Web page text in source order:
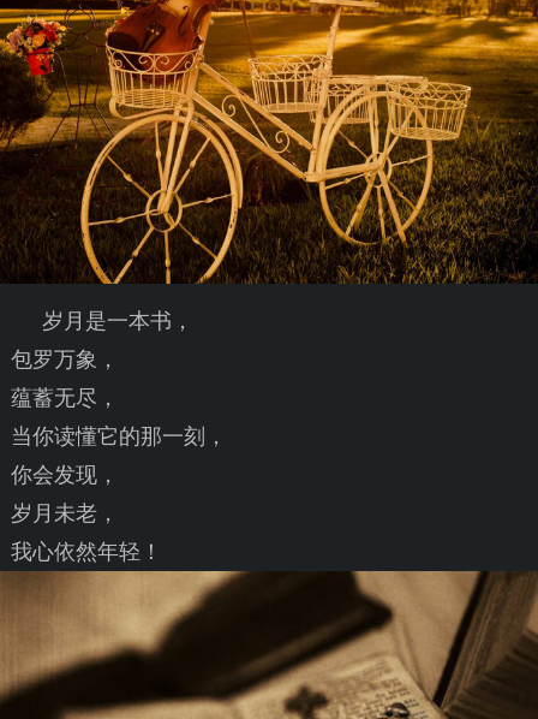
岁月是一本书，
包罗万象，
蕴蓄无尽，
当你读懂它的那一刻，
你会发现，
岁月未老，
我心依然年轻！